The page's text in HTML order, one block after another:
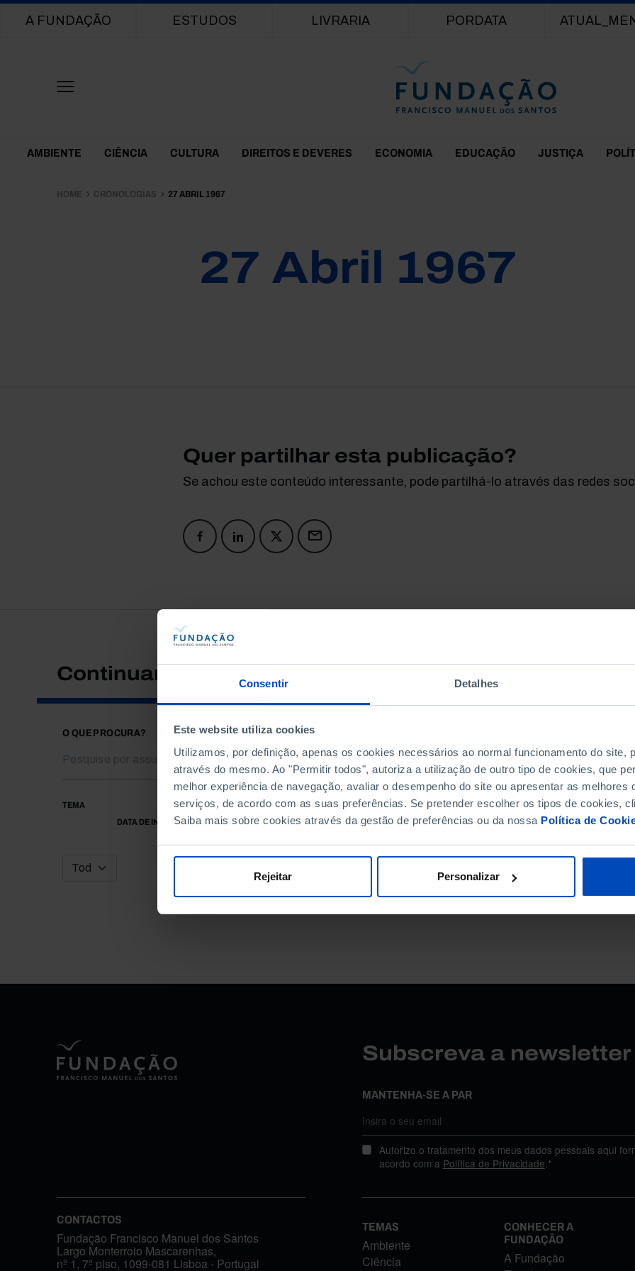
Consentir Detalhes
Este website utiliza cookies
Utilizamos, por definição, apenas os cookies necessários ao normal funcionamento do site,
através do mesmo. Ao "Permitir todos", autoriza a utilização de outro tipo de cookies, que
melhor experiência de navegação, avaliar o desempenho do site ou apresentar as melhores
serviços, de acordo com as suas preferências. Se pretender escolher os tipos de cookies,
Saiba mais sobre cookies através da gestão de preferências ou da nossa Política de
Rejeitar Personalizar
Main navigation
A FUNDAÇÃO ESTUDOS LIVRARIA PORDATA
Themes Menu
AMBIENTE CIÊNCIA CULTURA DIREITOS E DEVERES ECONOMIA EDUCAÇÃO JUSTIÇA
HOME CRONOLOGIAS 27 ABRIL 1967
27 Abril 1967
Quer partilhar esta publicação?
Se achou este conteúdo interessante, pode partilhá-lo através das redes
Continuar a pesquisar
O QUE PROCURA?
TEMA
DATA DE INÍCIO
DATA DE FIM
Subscreva a
MANTENHA-SE A PAR
Autorizo o tratamento dos meus dados pessoais aqui
acordo com a Política de Privacidade.*
CONTACTOS
Fundação Francisco Manuel dos Santos
Largo Monterroio Mascarenhas,
nº 1, 7º piso, 1099-081 Lisboa - Portugal
TEMAS
Ambiente
Ciência
CONHECER A
FUNDAÇÃO
A Fundação